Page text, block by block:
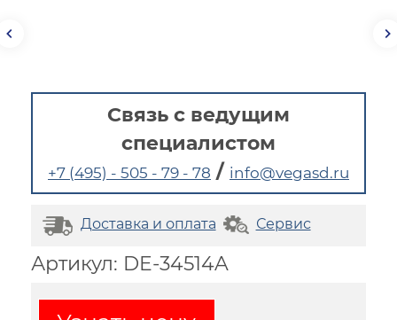
Связь с ведущим
специалистом
+7 (495) - 505 - 79 - 78 / info@vegasd.ru
Доставка и оплата Сервис
Артикул: DE-34514A